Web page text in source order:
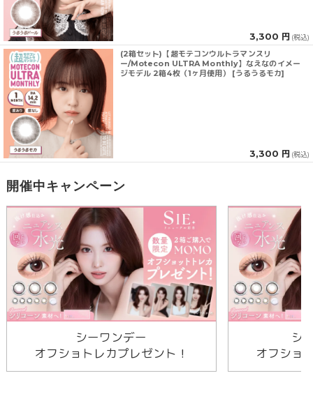
3,300 円 (税込)
(2箱セット)【超モテコンウルトラマンスリ
ー/Motecon ULTRA Monthly】なえなのイメー
ジモデル 2箱4枚（1ヶ月使用） [うるうるモカ]
3,300 円 (税込)
開催中キャンペーン
シーワンデー
オフショトレカプレゼント！
シ
オフショ